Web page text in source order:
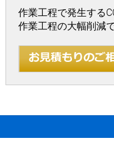
作業工程で発生する
作業工程の大幅削減